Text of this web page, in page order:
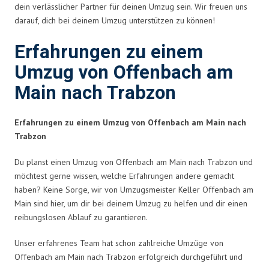
dein verlässlicher Partner für deinen Umzug sein. Wir freuen uns
darauf, dich bei deinem Umzug unterstützen zu können!
Erfahrungen zu einem
Umzug von Offenbach am
Main nach Trabzon
Erfahrungen zu einem Umzug von Offenbach am Main nach
Trabzon
Du planst einen Umzug von Offenbach am Main nach Trabzon und
möchtest gerne wissen, welche Erfahrungen andere gemacht
haben? Keine Sorge, wir von Umzugsmeister Keller Offenbach am
Main sind hier, um dir bei deinem Umzug zu helfen und dir einen
reibungslosen Ablauf zu garantieren.
Unser erfahrenes Team hat schon zahlreiche Umzüge von
Offenbach am Main nach Trabzon erfolgreich durchgeführt und